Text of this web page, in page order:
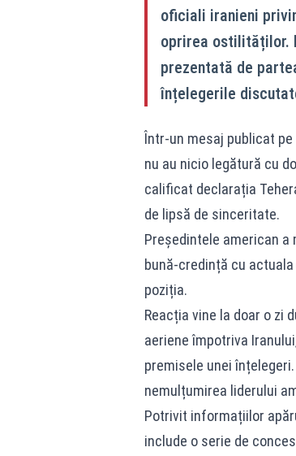
oficiali iranieni
oprirea ostilităților.
prezentată de
înțelegerile
Într-un mesaj publicat
nu au nicio legătură cu
calificat declarația
de lipsă de sinceritate.
Președintele american
bună-credință cu
poziția.
Reacția vine la doar o zi
aeriene împotriva
premisele unei
nemulțumirea liderului
Potrivit informațiilor
include o serie de